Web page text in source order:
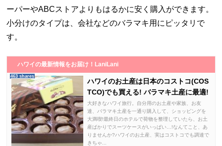
ーパーやABCストアよりもはるかに安く購入ができます。
小分けのタイプは、会社などのバラマキ用にピッタリで
す。
ハワイの最新情報をお届け！LaniLani
463 shares
ハワイのお土産は日本のコストコ(COS
TCO)でも買える! バラマキ土産に最適!
大好きなハワイ旅行。自分用のお土産や家族、お友
達、バラマキ土産を一通り購入して、ショッピングを
大満喫!最終日のホテルで荷物を整理していたら、お土
産ばかりでスーツケースがいっぱい…!なんてこと、あ
りませんか?ハワイのお土産、実はコストコでも調達で
きちゃ...